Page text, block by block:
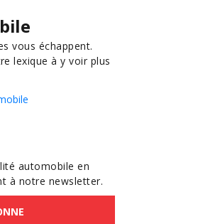
vous échappent.
lexique à y voir plus
automobile en
à notre newsletter.